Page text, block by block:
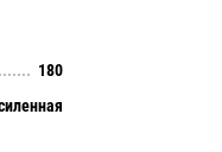
180